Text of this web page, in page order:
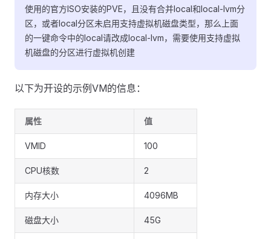
使用的官方ISO安装的PVE，且没有合并local和local-lvm分
区，或者local分区未启用支持虚拟机磁盘类型，那么上面
的一键命令中的local请改成local-lvm，需要使用支持虚拟
机磁盘的分区进行虚拟机创建
以下为开设的示例VM的信息：
属性 值
VMID 100
CPU核数 2
内存大小 4096MB
磁盘大小 45G